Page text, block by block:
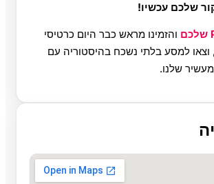
שלכם עכשיו!
והזמינו מראש כבר היום כרטיסי
וצאו למסע בלתי נשכח בהיסטוריה עם
שלנו.